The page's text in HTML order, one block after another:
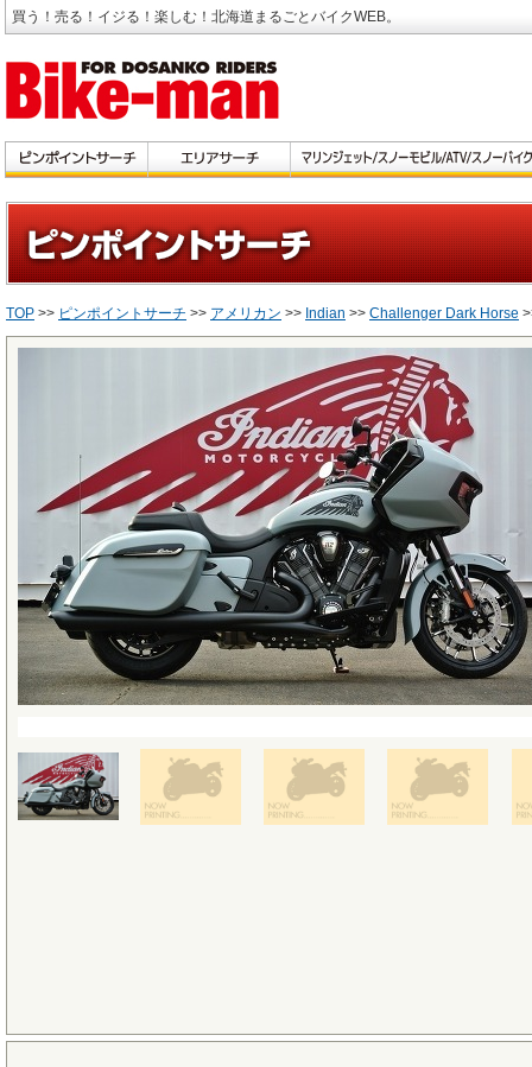
買う！売る！イジる！楽しむ！北海道まるごとバイクWEB。
TOP >> ピンポイントサーチ >> アメリカン >> Indian >> Challenger Dark Horse